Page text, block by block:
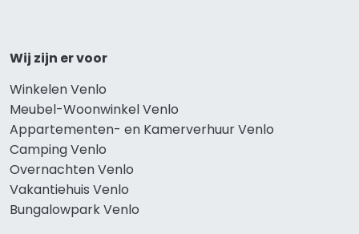
Wij zijn er voor
Winkelen Venlo
Meubel-Woonwinkel Venlo
Appartementen- en Kamerverhuur Venlo
Camping Venlo
Overnachten Venlo
Vakantiehuis Venlo
Bungalowpark Venlo